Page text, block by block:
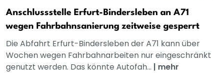
Anschlussstelle Erfurt-Bindersleben an A71
wegen Fahrbahnsanierung zeitweise gesperrt
Die Abfahrt Erfurt-Bindersleben der A71 kann über
Wochen wegen Fahrbahnarbeiten nur eingeschränkt
genutzt werden. Das könnte Autofah... | mehr